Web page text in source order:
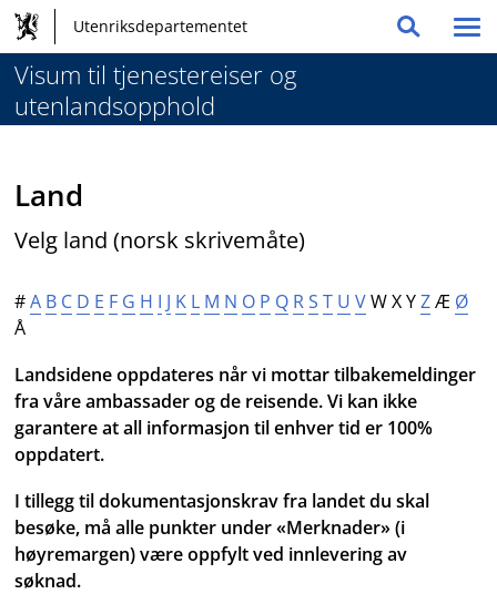
Hopp
innhold
Hovednavigasjon
og
globale
verktøy
Utenriksdepartementet Søk
Vis
/
Visum til tjenestereiser og
utenlandsopphold
Land
Velg land (norsk skrivemåte)
#A B C D E F G H I J K L M N O P Q R S T U VW X YZÆ Ø
Å
Landsidene oppdateres når vi mottar tilbakemeldinger
fra våre ambassader og de reisende. Vi kan ikke
garantere at all informasjon til enhver tid er 100%
oppdatert.
I tillegg til dokumentasjonskrav fra landet du skal
besøke, må alle punkter under «Merknader» (i
høyremargen) være oppfylt ved innlevering av
søknad.